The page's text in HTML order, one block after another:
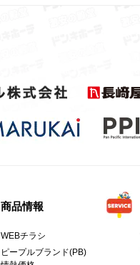
商品情報
WEBチラシ
ピープルブランド(PB)